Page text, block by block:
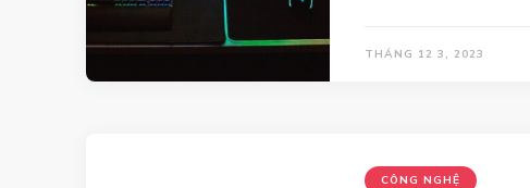
THÁNG 12 3, 2023
CÔNG NGHỆ